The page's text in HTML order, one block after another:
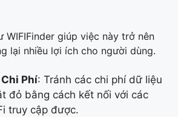
WIFIFinder giúp việc này trở nên
lại nhiều lợi ích cho người dùng.
Phí: Tránh các chi phí dữ liệu
đỏ bằng cách kết nối với các
truy cập được.